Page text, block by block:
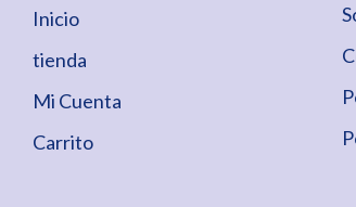
Inicio
tienda
Mi Cuenta
Carrito